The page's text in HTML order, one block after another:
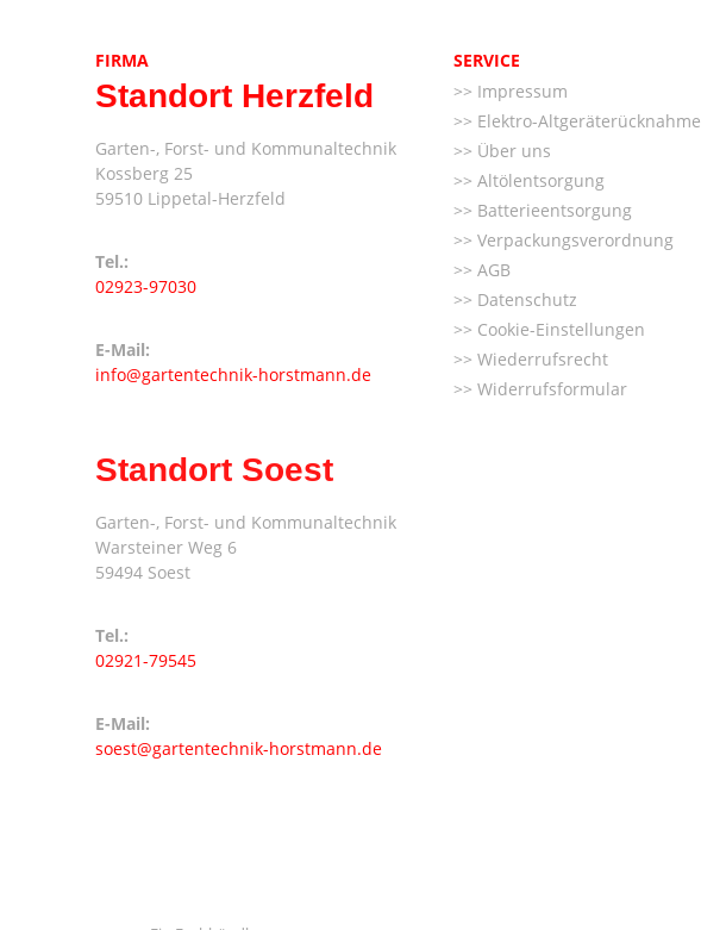
FIRMA
Standort Herzfeld
Garten-, Forst- und Kommunaltechnik
Kossberg 25
59510 Lippetal-Herzfeld
Tel.:
02923-97030
E-Mail:
info@gartentechnik-horstmann.de
Standort Soest
Garten-, Forst- und Kommunaltechnik
Warsteiner Weg 6
59494 Soest
Tel.:
02921-79545
E-Mail:
soest@gartentechnik-horstmann.de
SERVICE
Impressum
Elektro-Altgeräterücknahme
Über uns
Altölentsorgung
Batterieentsorgung
Verpackungsverordnung
AGB
Datenschutz
Cookie-Einstellungen
Wiederrufsrecht
Widerrufsformular